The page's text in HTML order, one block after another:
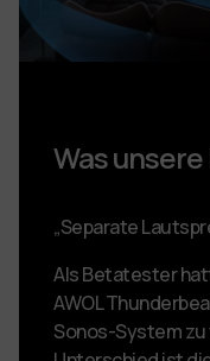
Was
„Separate
Als Betatester
AWOL
Sonos-System